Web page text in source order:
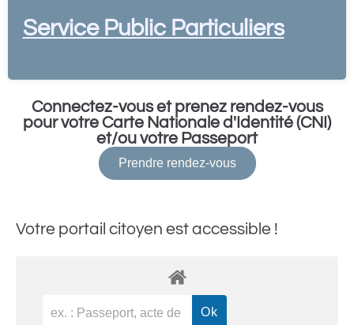
Service Public Particuliers
Connectez-vous et prenez rendez-vous
pour votre Carte Nationale d'Identité (CNI)
et/ou votre Passeport
Prendre rendez-vous
Votre portail citoyen est accessible !